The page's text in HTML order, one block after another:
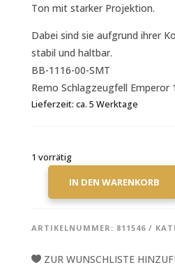
Ton mit starker Projektion.
Dabei sind sie aufgrund ihrer
stabil und haltbar.
BB-1116-00-SMT
Remo Schlagzeugfell Emperor
Lieferzeit: ca. 5 Werktage
1 vorrätig
EMPEROR
16"
IN DEN WARENKORB
ARTIKELNUMMER: 811546
ZUR WUNSCHLISTE